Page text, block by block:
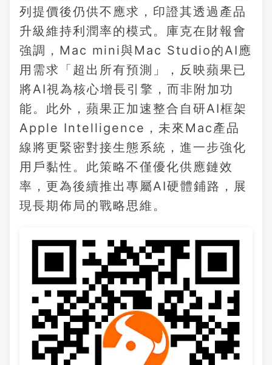
列提價後仍供不應求，印證其透過產品
升級維持利潤率的模式。庫克在財報會
強調，Mac mini與Mac Studio的AI應
用需求「超出所有預測」，反映蘋果已
將AI視為核心增長引擎，而非附加功
能。此外，蘋果正加速整合自研AI框架
Apple Intelligence，未來Mac產品
線將更緊密對接生態系統，進一步強化
用戶黏性。此策略不僅優化供應鏈效
率，更為後續推出專屬AI硬體鋪路，展
現長期佈局的戰略思維。